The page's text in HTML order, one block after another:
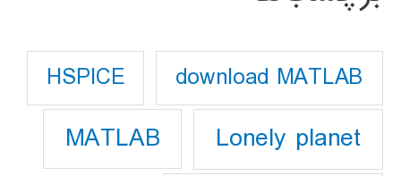
download MATLAB
HSPICE
Lonely planet
MATLAB